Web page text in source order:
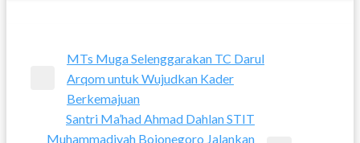
Post
navigation
Previous
MTs Muga Selenggarakan TC Darul
Arqom untuk Wujudkan Kader
Berkemajuan
Santri Ma’had Ahmad Dahlan STIT
Muhammadiyah Bojonegoro Jalankan